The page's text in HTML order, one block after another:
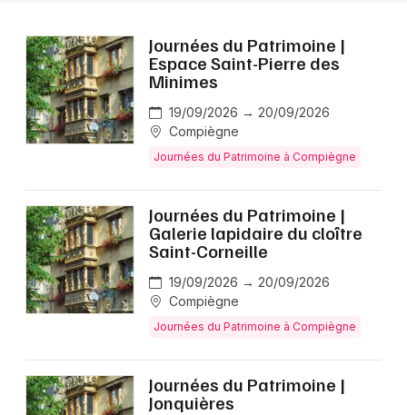
Journées du Patrimoine |
Espace Saint-Pierre des
Minimes
19/09/2026 → 20/09/2026
Compiègne
Journées du Patrimoine à Compiègne
Journées du Patrimoine |
Galerie lapidaire du cloître
Saint-Corneille
19/09/2026 → 20/09/2026
Compiègne
Journées du Patrimoine à Compiègne
Journées du Patrimoine |
Jonquières